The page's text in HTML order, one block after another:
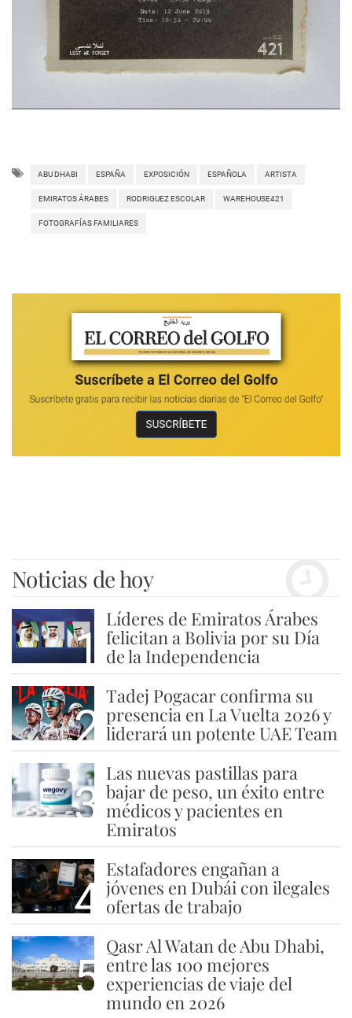
ABU DHABI ESPAÑA EXPOSICIÓN ESPAÑOLA ARTISTA
EMIRATOS ÁRABES RODRIGUEZ ESCOLAR WAREHOUSE421
FOTOGRAFÍAS FAMILIARES
Noticias de hoy
1
Líderes de Emiratos Árabes
felicitan a Bolivia por su Día
de la Independencia
2
Tadej Pogacar confirma su
presencia en La Vuelta 2026 y
liderará un potente UAE Team
3
Las nuevas pastillas para
bajar de peso, un éxito entre
médicos y pacientes en
Emiratos
4
Estafadores engañan a
jóvenes en Dubái con ilegales
ofertas de trabajo
5
Qasr Al Watan de Abu Dhabi,
entre las 100 mejores
experiencias de viaje del
mundo en 2026